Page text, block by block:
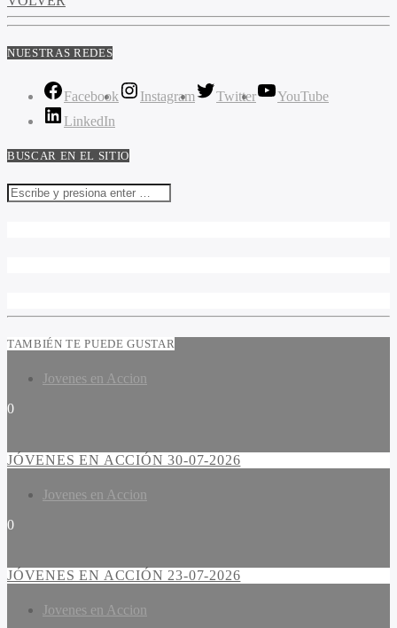
NUESTRAS REDES
Facebook Instagram Twitter
YouTube
LinkedIn
BUSCAR EN EL SITIO
TAMBIÉN TE PUEDE GUSTAR
Jovenes en Accion
0
JÓVENES EN ACCIÓN 30-07-2026
Jovenes en Accion
0
JÓVENES EN ACCIÓN 23-07-2026
Jovenes en Accion